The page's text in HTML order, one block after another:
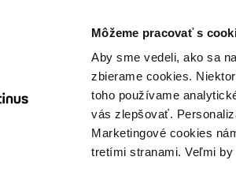
Môžeme pracovať s
Aby sme vedeli, ako sa
zbierame cookies.
toho používame
vás zlepšovať.
Marketingové cookies
tretími stranami. Veľmi
Poukážky Kontakt